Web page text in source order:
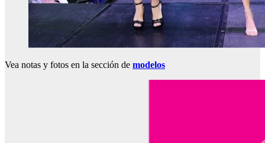
Vea notas y fotos en la sección de modelos